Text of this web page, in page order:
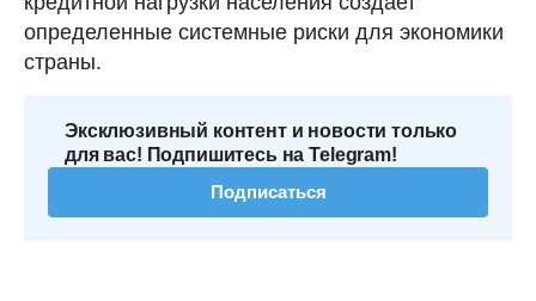
определенные системные риски для экономики
страны.
Эксклюзивный контент и новости только
для вас! Подпишитесь на Telegram!
Подписаться